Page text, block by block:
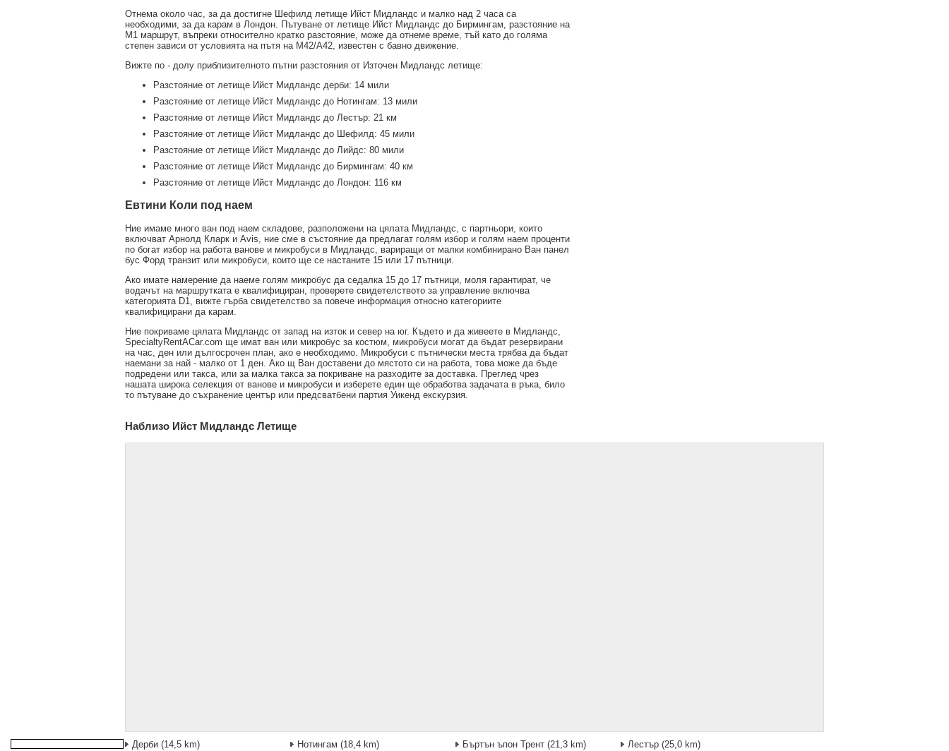
Отнема около час, за да достигне Шефилд летище Ийст Мидландс и малко над 2 часа са
необходими, за да карам в Лондон. Пътуване от летище Ийст Мидландс до Бирмингам, разстояние на
М1 маршрут, въпреки относително кратко разстояние, може да отнеме време, тъй като до голяма
степен зависи от условията на пътя на M42/A42, известен с бавно движение.
Вижте по - долу приблизителното пътни разстояния от Източен Мидландс летище:
Разстояние от летище Ийст Мидландс дерби: 14 мили
Разстояние от летище Ийст Мидландс до Нотингам: 13 мили
Разстояние от летище Ийст Мидландс до Лестър: 21 км
Разстояние от летище Ийст Мидландс до Шефилд: 45 мили
Разстояние от летище Ийст Мидландс до Лийдс: 80 мили
Разстояние от летище Ийст Мидландс до Бирмингам: 40 км
Разстояние от летище Ийст Мидландс до Лондон: 116 км
Евтини Коли под наем
Ние имаме много ван под наем складове, разположени на цялата Мидландс, с партньори, които
включват Арнолд Кларк и Avis, ние сме в състояние да предлагат голям избор и голям наем проценти
по богат избор на работа ванове и микробуси в Мидландс, вариращи от малки комбинирано Ван панел
бус Форд транзит или микробуси, които ще се настаните 15 или 17 пътници.
Ако имате намерение да наеме голям микробус да седалка 15 до 17 пътници, моля гарантират, че
водачът на маршрутката е квалифициран, проверете свидетелството за управление включва
категорията D1, вижте гърба свидетелство за повече информация относно категориите
квалифицирани да карам.
Ние покриваме цялата Мидландс от запад на изток и север на юг. Където и да живеете в Мидландс,
SpecialtyRentACar.com ще имат ван или микробус за костюм, микробуси могат да бъдат резервирани
на час, ден или дългосрочен план, ако е необходимо. Микробуси с пътнически места трябва да бъдат
наемани за най - малко от 1 ден. Ако щ Ван доставени до мястото си на работа, това може да бъде
подредени или такса, или за малка такса за покриване на разходите за доставка. Преглед чрез
нашата широка селекция от ванове и микробуси и изберете един ще обработва задачата в ръка, било
то пътуване до съхранение център или предсватбени партия Уикенд екскурзия.
Наблизо Ийст Мидландс Летище
Дерби (14,5 km) Нотингам (18,4 km) Бъртън ъпон Трент (21,3 km) Лестър (25,0 km)